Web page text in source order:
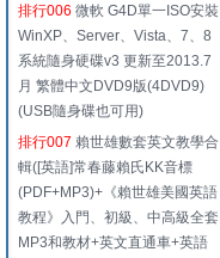
排行006 微軟 G4D單一ISO安裝
WinXP、Server、Vista、7、8
系統隨身硬碟v3 更新至2013.7
月 繁體中文DVD9版(4DVD9)
(USB隨身碟也可用)
排行007 賴世雄數套英文教學合
輯([英語]常春藤賴氏KK音標
(PDF+MP3)+《賴世雄美國英語
教程》入門、初級、中高級全套
MP3和教材+英文直通車+英語